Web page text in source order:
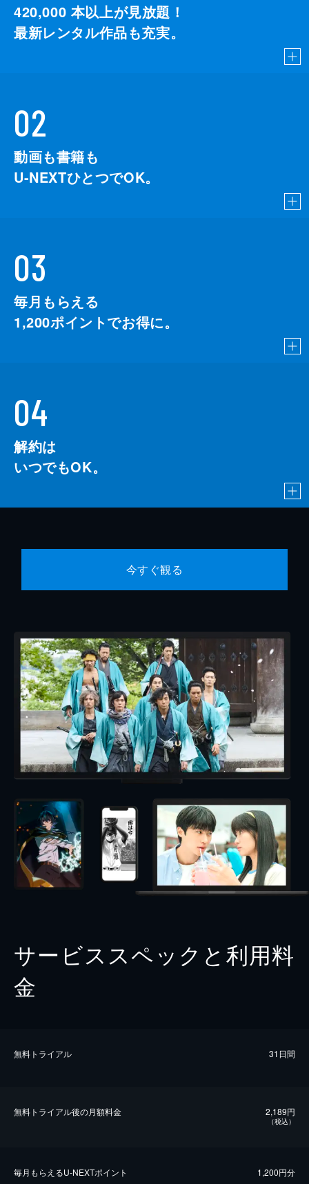
420,000 本以上が見放題！
最新レンタル作品も充実。
02
動画も書籍も
U-NEXTひとつでOK。
03
毎月もらえる
1,200ポイントでお得に。
04
解約は
いつでもOK。
今すぐ観る
サービススペックと利用料
金
無料トライアル 31日間
無料トライアル後の⽉額料金 2,189円
（税込）
毎⽉もらえるU-NEXTポイント 1,200円分